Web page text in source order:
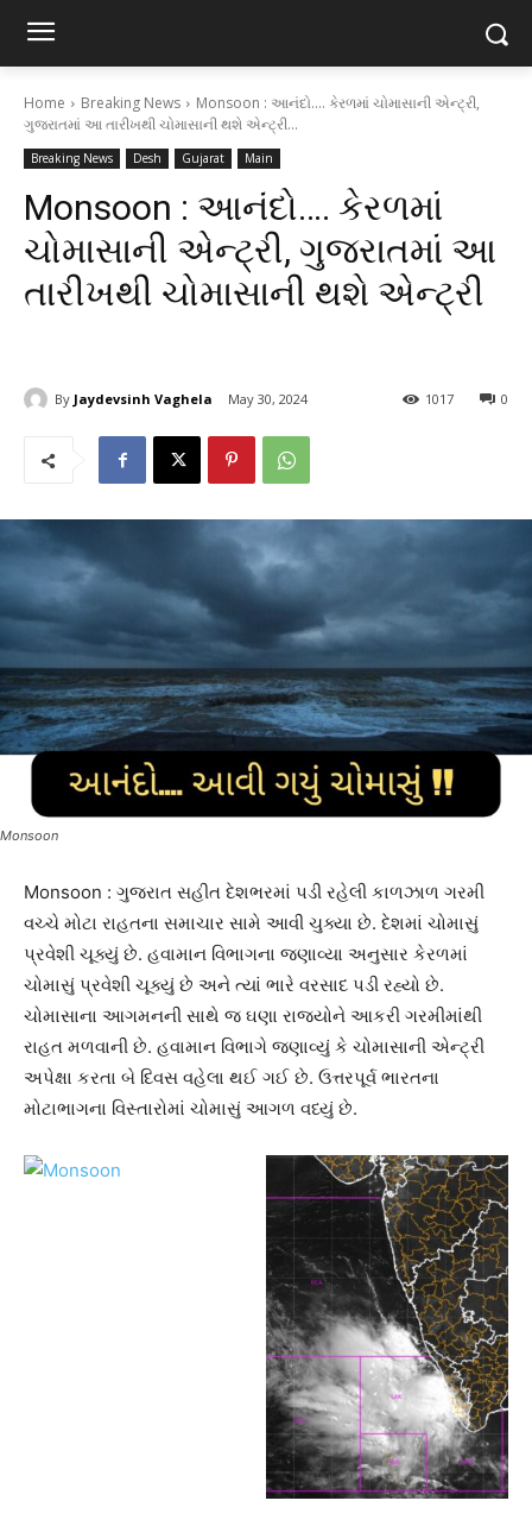
Home Breaking News
Monsoon : આનંદો.... કેરળમાં ચોમાસાની એન્ટ્રી,
ગુજરાતમાં આ તારીખથી ચોમાસાની થશે એન્ટ્રી...
Breaking News Desh Gujarat Main
Monsoon : આનંદો…. કેરળમાં
ચોમાસાની એન્ટ્રી, ગુજરાતમાં આ
તારીખથી ચોમાસાની થશે એન્ટ્રી
By Jaydevsinh Vaghela May 30, 2024 0
1017
Monsoon
Monsoon : ગુજરાત સહીત દેશભરમાં પડી રહેલી કાળઝાળ ગરમી
વચ્ચે મોટા રાહતના સમાચાર સામે આવી ચુક્યા છે. દેશમાં ચોમાસું
પ્રવેશી ચૂક્યું છે. હવામાન વિભાગના જણાવ્યા અનુસાર કેરળમાં
ચોમાસું પ્રવેશી ચૂક્યું છે અને ત્યાં ભારે વરસાદ પડી રહ્યો છે.
ચોમાસાના આગમનની સાથે જ ઘણા રાજ્યોને આકરી ગરમીમાંથી
રાહત મળવાની છે. હવામાન વિભાગે જણાવ્યું કે ચોમાસાની એન્ટ્રી
અપેક્ષા કરતા બે દિવસ વહેલા થઈ ગઈ છે. ઉત્તરપૂર્વ ભારતના
મોટાભાગના વિસ્તારોમાં ચોમાસું આગળ વધ્યું છે.